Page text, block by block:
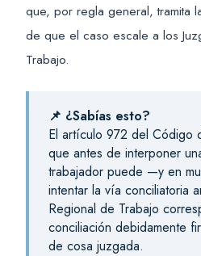
que, por regla general, tramita
de que el caso escale a los
Trabajo.
📌 ¿Sabías esto?
El artículo 972 del Código
que antes de interponer
trabajador puede —y en
intentar la vía conciliatoria
Regional de Trabajo
conciliación debidamente
de cosa juzgada.